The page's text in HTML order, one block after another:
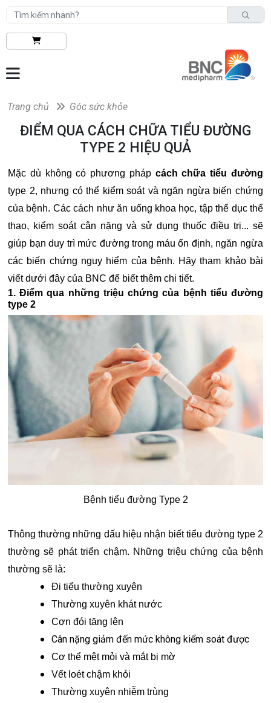
Trang chủ Góc sức khỏe
ĐIỂM QUA CÁCH CHỮA TIỂU ĐƯỜNG
TYPE 2 HIỆU QUẢ
Mặc dù không có phương pháp cách chữa tiểu đường
type 2, nhưng có thể kiểm soát và ngăn ngừa biến chứng
của bệnh. Các cách như ăn uống khoa học, tập thể dục thể
thao, kiểm soát cân nặng và sử dụng thuốc điều trị... sẽ
giúp bạn duy trì mức đường trong máu ổn định, ngăn ngừa
các biến chứng nguy hiểm của bệnh. Hãy tham khảo bài
viết dưới đây của BNC để biết thêm chi tiết.
1. Điểm qua những triệu chứng của bệnh tiểu đường
type 2
Bệnh tiểu đường Type 2
Thông thường những dấu hiệu nhận biết tiểu đường type 2
thường sẽ phát triển chậm. Những triệu chứng của bệnh
thường sẽ là:
Đi tiểu thường xuyên
Thường xuyên khát nước
Cơn đói tăng lên
Cân nặng giảm đến mức không kiểm soát được
Cơ thể mệt mỏi và mắt bị mờ
Vết loét chậm khỏi
Thường xuyên nhiễm trùng